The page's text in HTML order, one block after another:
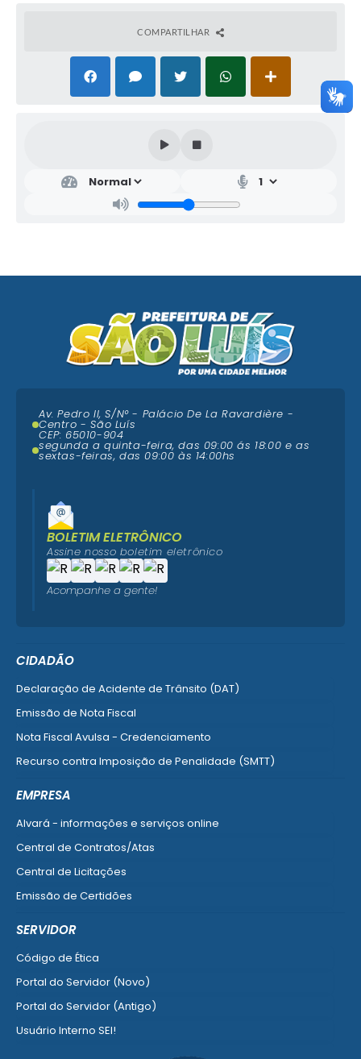
COMPARTILHAR
CIDADÃO
Declaração de Acidente de Trânsito (DAT)
Emissão de Nota Fiscal
Nota Fiscal Avulsa - Credenciamento
Recurso contra Imposição de Penalidade (SMTT)
EMPRESA
Alvará - informações e serviços online
Central de Contratos/Atas
Central de Licitações
Emissão de Certidões
SERVIDOR
Código de Ética
Portal do Servidor (Novo)
Portal do Servidor (Antigo)
Usuário Interno SEI!
Av. Pedro II, S/N° - Palácio De La Ravardière -
Centro - São Luís
CEP: 65010-904
segunda a quinta-feira, das 09:00 ás 18:00 e as
sextas-feiras, das 09:00 às 14:00hs
BOLETIM ELETRÔNICO
Assine nosso boletim eletrônico
Acompanhe a gente!